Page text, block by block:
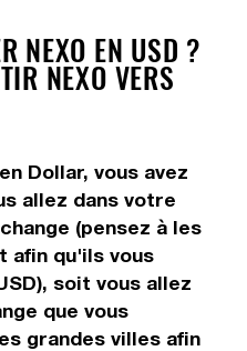
NEXO EN USD ?
NEXO VERS
Dollar, vous avez
allez dans votre
(pensez à les
afin qu'ils vous
soit vous allez
que vous
grandes villes afin